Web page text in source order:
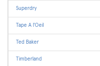
Superdry
Tape A l'Oeil
Ted Baker
Timberland